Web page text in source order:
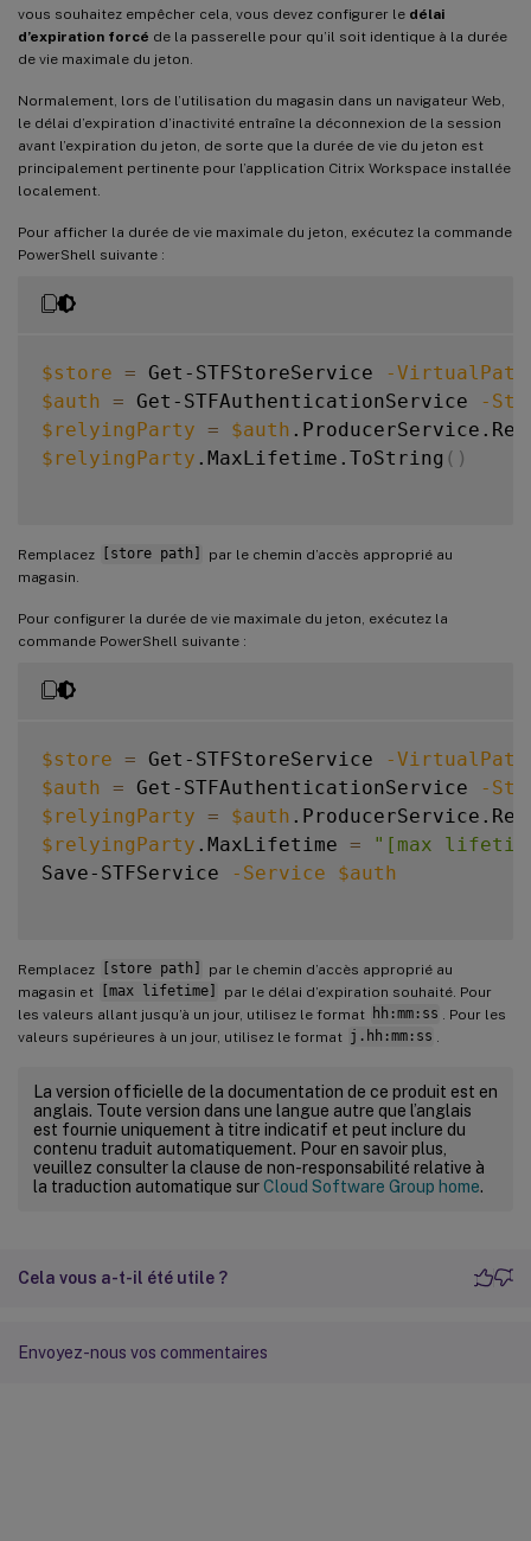
vous souhaitez empêcher cela, vous devez configurer le délai
d’expiration forcé de la passerelle pour qu’il soit identique à la durée
de vie maximale du jeton.
Normalement, lors de l’utilisation du magasin dans un navigateur Web,
le délai d’expiration d’inactivité entraîne la déconnexion de la session
avant l’expiration du jeton, de sorte que la durée de vie du jeton est
principalement pertinente pour l’application Citrix Workspace installée
localement.
Pour afficher la durée de vie maximale du jeton, exécutez la commande
PowerShell suivante :
$store = Get-STFStoreService
-VirtualPath
$auth = Get-STFAuthenticationService
-
$relyingParty = $auth
$relyingParty .MaxLifetime.ToString ( )
Remplacez [store path]
par le chemin d’accès approprié au
magasin.
Pour configurer la durée de vie maximale du jeton, exécutez la
commande PowerShell suivante :
$store = Get-STFStoreService
-VirtualPath
$auth = Get-STFAuthenticationService
-
$relyingParty = $auth
$relyingParty .MaxLifetime =
"[max
Save-STFService
-Service $auth
Remplacez [store path]
par le chemin d’accès approprié au
magasin et
[max lifetime]
par le délai d’expiration souhaité. Pour
les valeurs allant jusqu’à un jour, utilisez le format hh:mm:ss
. Pour les
valeurs supérieures à un jour, utilisez le format j.hh:mm:ss
La version officielle de la documentation de ce produit est en
anglais. Toute version dans une langue autre que l’anglais
est fournie uniquement à titre indicatif et peut inclure du
contenu traduit automatiquement. Pour en savoir plus,
veuillez consulter la clause de non-responsabilité relative à
la traduction automatique surCloud Software Group home.
Cela vous a-t-il été utile ?
Envoyez-nous vos commentaires